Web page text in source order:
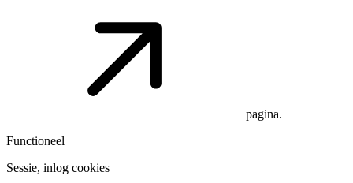
pagina.
Functioneel
Sessie, inlog cookies